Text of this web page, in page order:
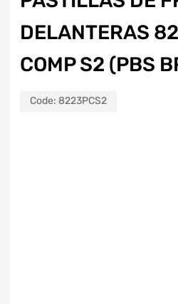
DELANTERAS
COMP S2 (PBS
Code: 8223PCS2